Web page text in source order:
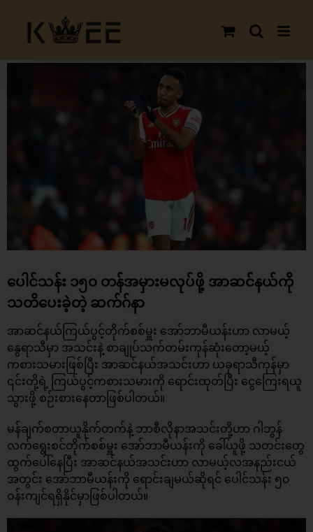
content
ပေါင်သန်း ၁၅၀ တန်အမှားမလုပ်ဖို့ အာဆင်နယ်ကို
သတိပေးခဲ့တဲ့ ဆက်ဂ်နာ
အာဆင်နယ်ကြယ်ပွင့်တိုက်စစ်မှူး အော်ဘာမီယန်းဟာ လာမယ့်
နွေရာသီမှာ အသင်းနဲ့ စာချုပ်သက်တမ်းကုန်ဆုံးတော့မယ့်
ကစားသမားဖြစ်ပြီး အာဆင်နယ်အသင်းဟာ ယခုရာသီကုန်မှာ
၎င်းတို့ရဲ့ ကြယ်ပွင့်ကစားသမားကို ရောင်းထုတ်ပြီး ငွေကြေးရယူ
သွားဖို့ စဉ်းစားနေတာဖြစ်ပါတယ်။
မန်ချက်စတာယူနိုက်တက်နဲ့ ဘာစီလိုနာအသင်းတို့ဟာ ဂါဘွန်
လက်ရွေးစင်တိုက်စစ်မှူး အော်ဘာမီယန်းကို ခေါ်ယူဖို့ သတင်းတွေ
ထွက်ပေါ်နေပြီး အာဆင်နယ်အသင်းဟာ လာမယ့်လအနည်းငယ်
အတွင်း အော်ဘာမီယန်းကို ရောင်းချမယ်ဆိုရင် ပေါင်သန်း ၅၀
ဝန်းကျင်ရရှိနိုင်မှာဖြစ်ပါတယ်။